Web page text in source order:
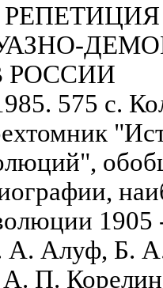
РОССИИ
575 с.
1905
А. Алуф, Б.
П.